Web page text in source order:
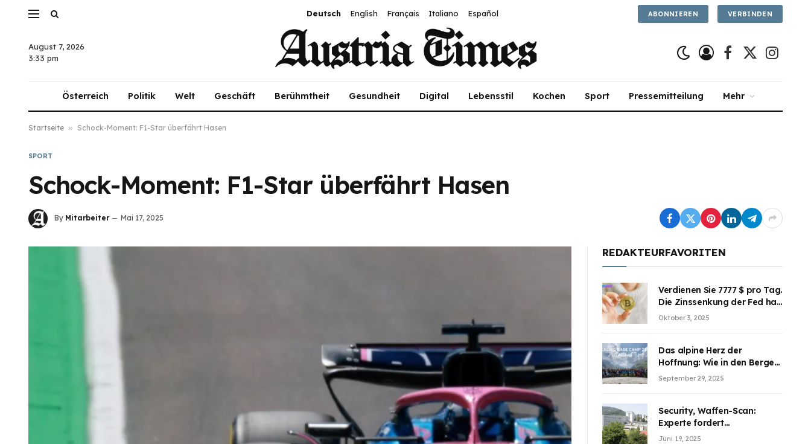
Deutsch English Français Italiano Español ABONNIEREN VERBINDEN
August 7, 2026
3:33 pm
Facebook
X
Österreich Politik Welt Geschäft Berühmtheit Gesundheit Digital Lebensstil Kochen Sport Pressemitteilung Mehr
Startseite » Schock-Moment: F1-Star überfährt Hasen
SPORT
Schock-Moment: F1-Star überfährt Hasen
By Mitarbeiter Mai 17, 2025
REDAKTEURFAVORITEN
Verdienen Sie 7777 $ pro Tag.
Die Zinssenkung der Fed hat
die Aufmerksamkeit des
teilzuhaben
Oktober 3, 2025
Das alpine Herz der
Hoffnung: Wie in den Bergen
Österreichs die unsichtbaren
September 29, 2025
Security, Waffen-Scan:
Experte fordert
Sicherheitsdiskussion an
Juni 19, 2025